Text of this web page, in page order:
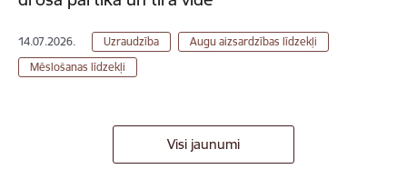
14.07.2026. Uzraudzība
Augu aizsardzības līdzekļi
Mēslošanas līdzekļi
Visi jaunumi